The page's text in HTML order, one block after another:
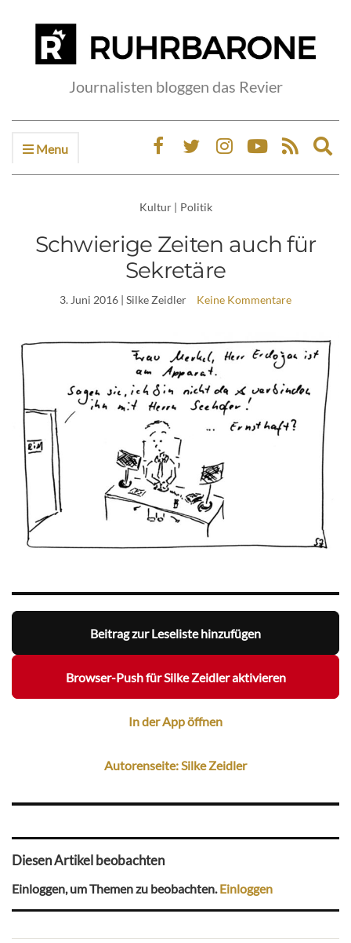
Journalisten bloggen das Revier
Menu
Kultur | Politik
Schwierige Zeiten auch für
Sekretäre
3. Juni 2016 | Silke Zeidler Keine Kommentare
Beitrag zur Leseliste hinzufügen
Browser-Push für Silke Zeidler aktivieren
In der App öffnen
Autorenseite: Silke Zeidler
Diesen Artikel beobachten
Einloggen, um Themen zu beobachten. Einloggen